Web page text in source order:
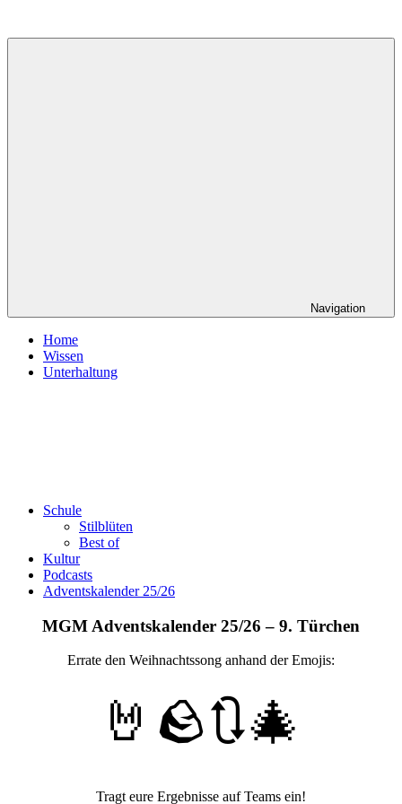
Navigation
Home
Wissen
Unterhaltung
Schule
Stilblüten
Best of
Kultur
Podcasts
Adventskalender 25/26
MGM Adventskalender 25/26 – 9. Türchen
Errate den Weihnachtssong anhand der Emojis:
🤘🪨🔃🎄
Tragt eure Ergebnisse auf Teams ein!